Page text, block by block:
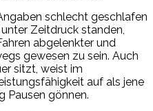
schlecht geschlafen
Zeitdruck standen,
abgelenkter und
gewesen zu sein. Auch
sitzt, weist im
auf als jene
Pausen gönnen.